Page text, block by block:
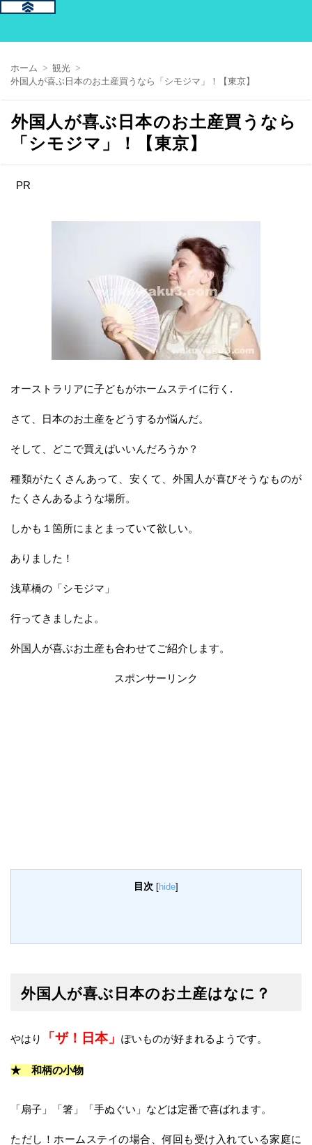
ホーム
観光
外国人が喜ぶ日本のお土産買うなら「シモジマ」！【東京】
外国人が喜ぶ日本のお土産買うなら
「シモジマ」！【東京】
PR
オーストラリアに子どもがホームステイに行く.
さて、日本のお土産をどうするか悩んだ。
そして、どこで買えばいいんだろうか？
種類がたくさんあって、安くて、外国人が喜びそうなものが
たくさんあるような場所。
しかも１箇所にまとまっていて欲しい。
ありました！
浅草橋の「シモジマ」
行ってきましたよ。
外国人が喜ぶお土産も合わせてご紹介します。
スポンサーリンク
目次 [hide]
外国人が喜ぶ日本のお土産はなに？
やはり 「ザ！日本」 ぽいものが好まれるようです。
★ 和柄の小物
「扇子」「箸」「手ぬぐい」などは定番で喜ばれます。
ただし！ホームステイの場合、何回も受け入れている家庭に